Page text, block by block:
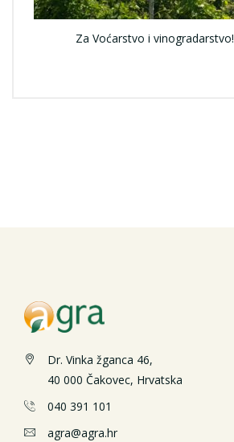
Za Voćarstvo i vinogradarstvo!
Dr. Vinka žganca 46,
40 000 Čakovec, Hrvatska
040 391 101
agra@agra.hr